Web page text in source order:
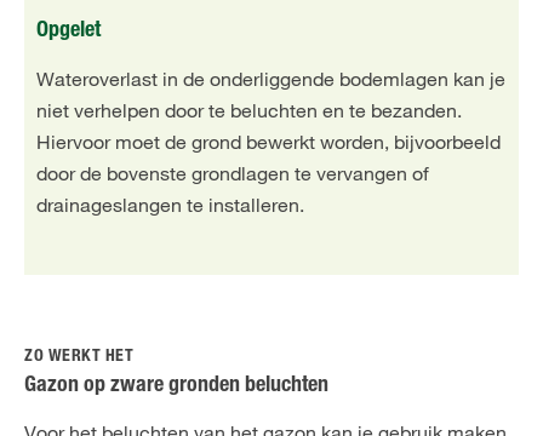
Opgelet
Wateroverlast in de onderliggende bodemlagen kan je
niet verhelpen door te beluchten en te bezanden.
Hiervoor moet de grond bewerkt worden, bijvoorbeeld
door de bovenste grondlagen te vervangen of
drainageslangen te installeren.
ZO WERKT HET
Gazon op zware gronden beluchten